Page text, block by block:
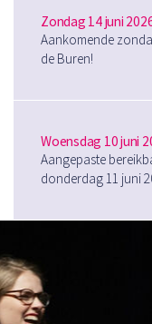
Zondag 14 juni
Aankomende
de Buren!
Woensdag 10 juni
Aangepaste
donderdag 11 juni